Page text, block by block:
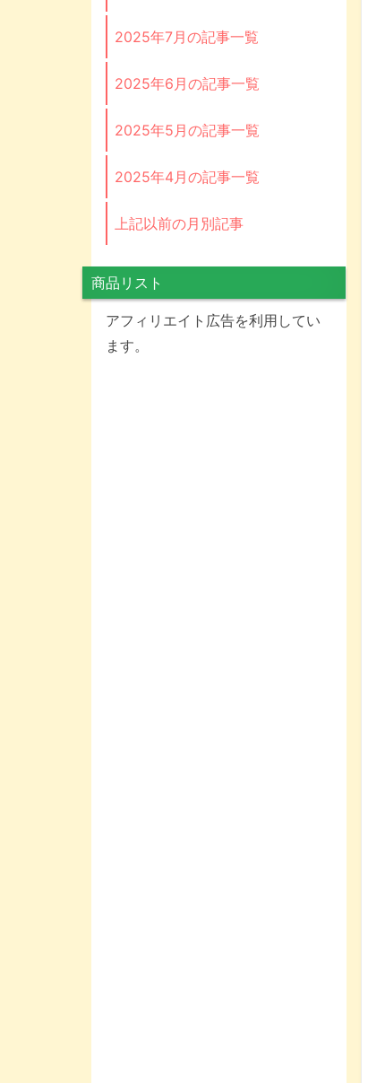
2025年7月の記事一覧
2025年6月の記事一覧
2025年5月の記事一覧
2025年4月の記事一覧
上記以前の月別記事
商品リスト
アフィリエイト広告を利用してい
ます。